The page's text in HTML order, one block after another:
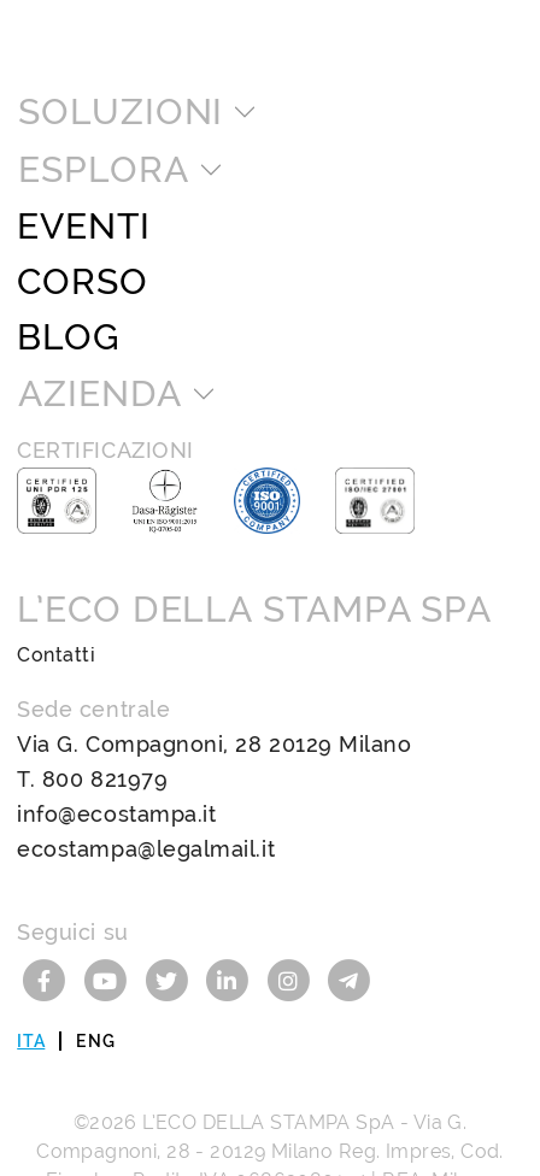
SOLUZIONI
ESPLORA
EVENTI
CORSO
BLOG
AZIENDA
CERTIFICAZIONI
L’ECO DELLA STAMPA SPA
Contatti
Sede centrale
Via G. Compagnoni, 28 20129 Milano
T. 800 821979
info@ecostampa.it
ecostampa@legalmail.it
Seguici su
ITA ENG
©2026 L’ECO DELLA STAMPA SpA - Via G.
Compagnoni, 28 - 20129 Milano Reg. Impres, Cod.